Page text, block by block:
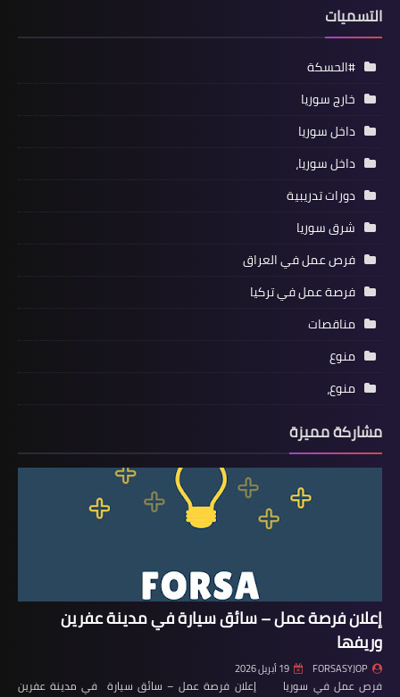
التسميات
#الحسكة
خارج سوريا
داخل سوريا
داخل سوريا،
دورات تدريبية
شرق سوريا
فرص عمل في العراق
فرصة عمل في تركيا
مناقصات
منوع
منوع،
مشاركة مميزة
إعلان فرصة عمل – سائق سيارة في مدينة عفرين
وريفها
FORSASYJOP 19 أبريل 2026
فرص عمل في سوريا إعلان فرصة عمل – سائق سيارة في مدينة عفرين